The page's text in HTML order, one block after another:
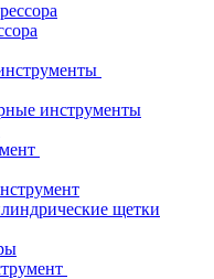
инструменты
щетки